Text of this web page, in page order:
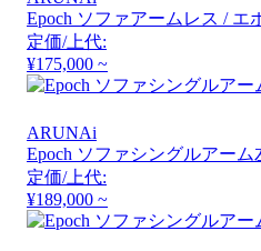
Epoch ソファアームレス / エ
定価/上代:
¥175,000 ~
ARUNAi
Epoch ソファシングルアーム
定価/上代:
¥189,000 ~